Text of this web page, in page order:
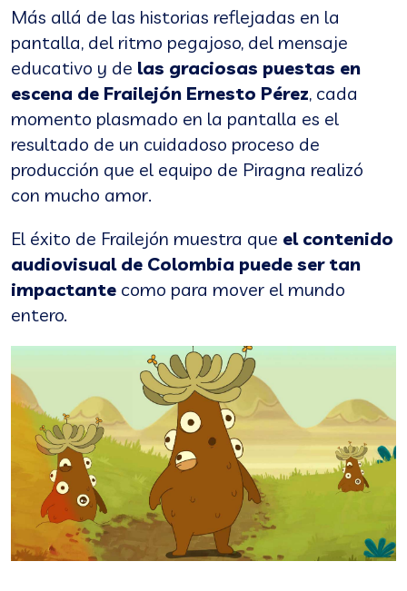
Más allá de las historias reflejadas en la
pantalla, del ritmo pegajoso, del mensaje
educativo y de las graciosas puestas en
escena de Frailejón Ernesto Pérez, cada
momento plasmado en la pantalla es el
resultado de un cuidadoso proceso de
producción que el equipo de Piragna realizó
con mucho amor.
El éxito de Frailejón muestra que el contenido
audiovisual de Colombia puede ser tan
impactante como para mover el mundo
entero.